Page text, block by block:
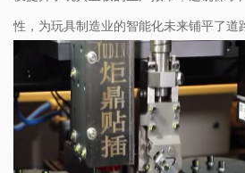
性，为玩具制造业的智能化未来铺平了道